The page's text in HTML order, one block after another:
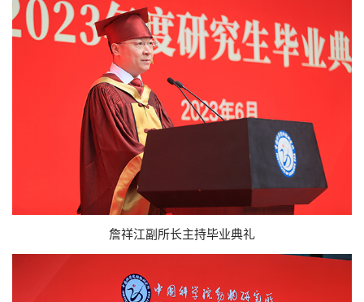
詹祥江副所长主持毕业典礼